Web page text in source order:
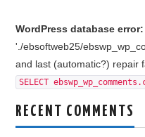
WordPress database error:
'./ebsoftweb25/
and last (automatic?) repair
SELECT
RECENT COMMENTS